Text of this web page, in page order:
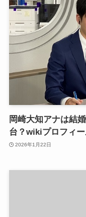
岡崎大知アナは結
台？wikiプロフィー
2026年1月22日